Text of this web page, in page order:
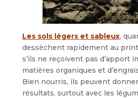
Les sols légers et sableux,
dessèchent rapidement au
s’ils ne reçoivent pas d’apport
matières organiques et
Bien nourris, ils peuvent
résultats, surtout avec les